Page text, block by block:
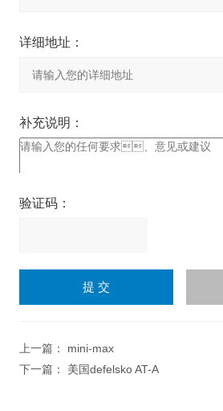
详细地址：
补充说明：
验证码：
上一篇： mini-max
下一篇： 美国defelsko AT-A